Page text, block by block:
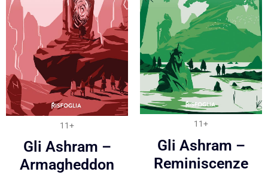
11+
Gli Ashram –
Armagheddon
11+
Gli Ashram –
Reminiscenze